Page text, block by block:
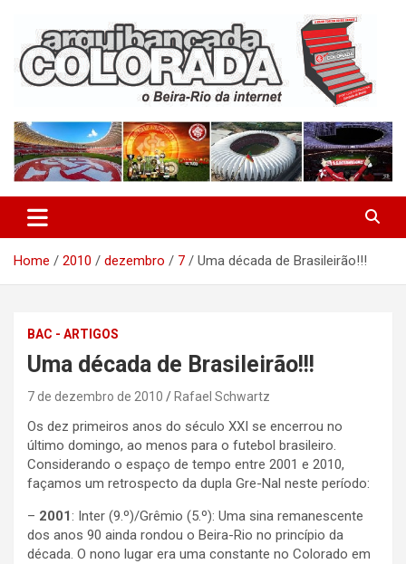
content
Arquibancada Colorada
Home 2010 dezembro 7 Uma década de Brasileirão!!!
BAC - ARTIGOS
Uma década de Brasileirão!!!
7 de dezembro de 2010 Rafael Schwartz
Os dez primeiros anos do século XXI se encerrou no
último domingo, ao menos para o futebol brasileiro.
Considerando o espaço de tempo entre 2001 e 2010,
façamos um retrospecto da dupla Gre-Nal neste período:
– 2001: Inter (9.º)/Grêmio (5.º): Uma sina remanescente
dos anos 90 ainda rondou o Beira-Rio no princípio da
década. O nono lugar era uma constante no Colorado em